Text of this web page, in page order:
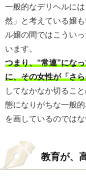
一般的なデリヘルに
然」と考えている嬢
ル嬢の間ではこうい
います。
つまり、“常連”にな
に、その女性が「さ
してなかなか切るこ
態になりがちな一般
を画しているのではな
教育が、